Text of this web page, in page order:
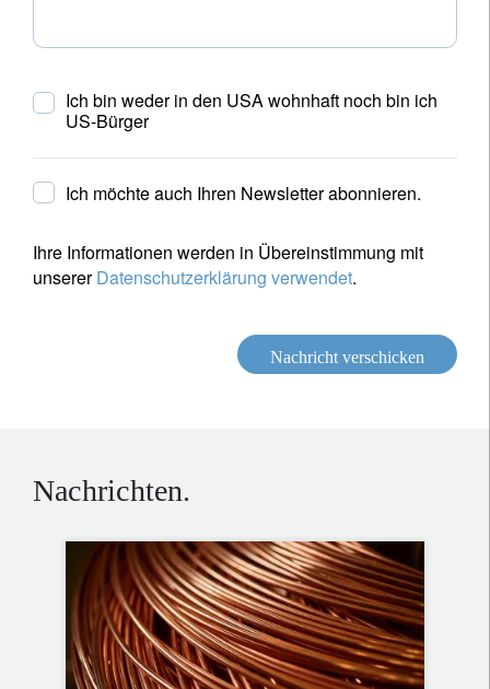
Ich bin weder in den USA wohnhaft noch bin ich
US-Bürger
Ich möchte auch Ihren Newsletter abonnieren.
Ihre Informationen werden in Übereinstimmung mit
unsererDatenschutzerklärung verwendet.
Nachricht verschicken
Nachrichten.